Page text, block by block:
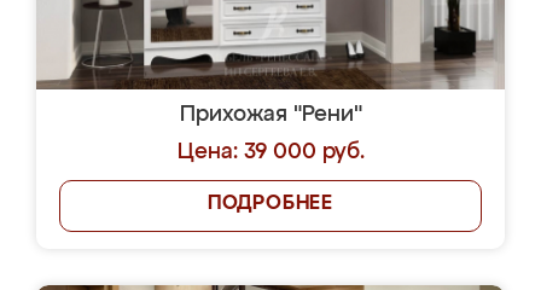
Прихожая "Рени"
Цена: 39 000 руб.
ПОДРОБНЕЕ